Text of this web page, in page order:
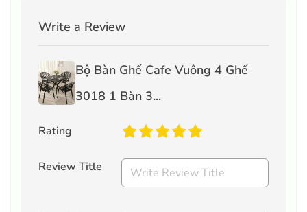
Write a Review
Bộ Bàn Ghế Cafe Vuông 4 Ghế
3018 1 Bàn 3...
Rating
Review Title